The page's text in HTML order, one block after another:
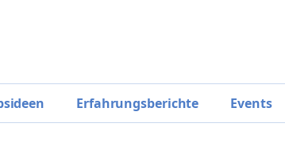
Erfahrungsberichte Events